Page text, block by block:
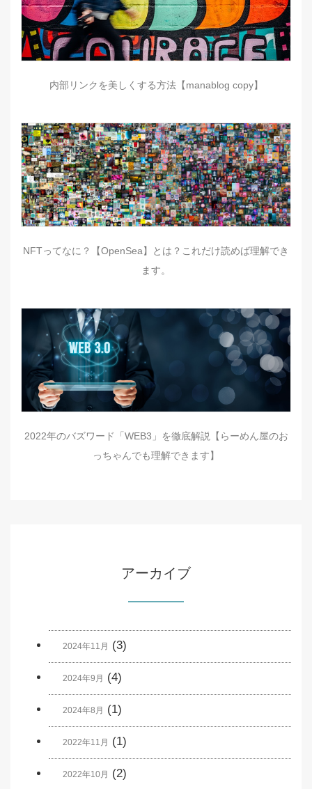
内部リンクを美しくする方法【manablog copy】
NFTってなに？【OpenSea】とは？これだけ読めば理解でき
ます。
2022年のバズワード「WEB3」を徹底解説【らーめん屋のお
っちゃんでも理解できます】
アーカイブ
2024年11月 (3)
2024年9月 (4)
2024年8月 (1)
2022年11月 (1)
2022年10月 (2)